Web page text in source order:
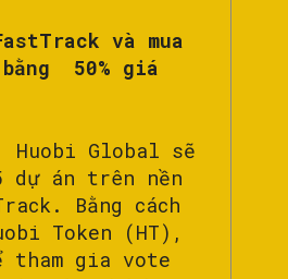
và mua
50% giá
Huobi Global sẽ
dự án trên nền
Bằng cách
Token (HT),
tham gia vote